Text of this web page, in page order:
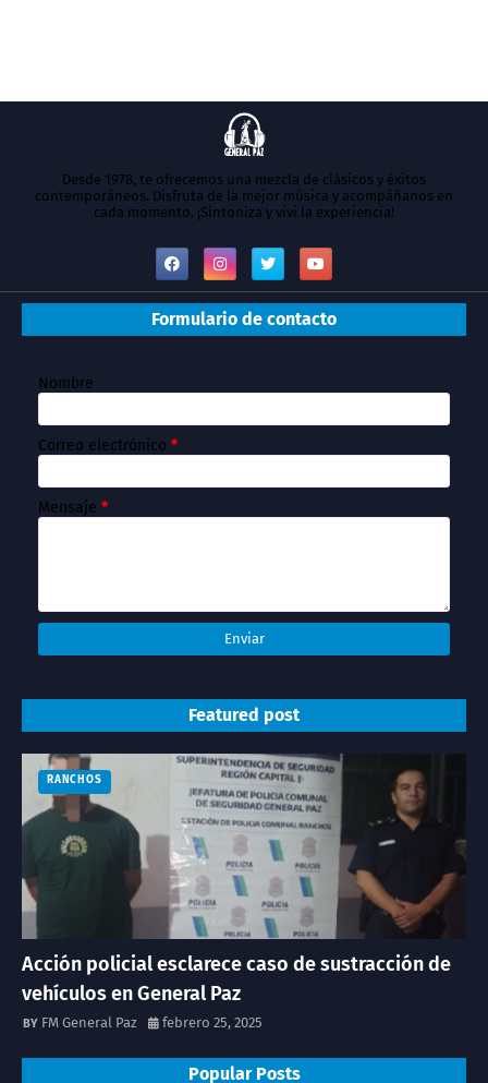
Desde 1978, te ofrecemos una mezcla de clásicos y éxitos
contemporáneos. Disfruta de la mejor música y acompáñanos en
cada momento. ¡Sintoniza y vivi la experiencia!
Formulario de contacto
Nombre
Correo electrónico *
Mensaje *
Featured post
RANCHOS
Acción policial esclarece caso de sustracción de
vehículos en General Paz
FM General Paz febrero 25, 2025
Popular Posts